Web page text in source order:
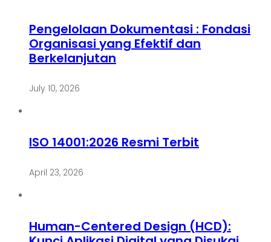
Pengelolaan Dokumentasi : Fondasi
Organisasi yang Efektif dan
Berkelanjutan
July 10, 2026
ISO 14001:2026 Resmi Terbit
April 23, 2026
Human-Centered Design (HCD):